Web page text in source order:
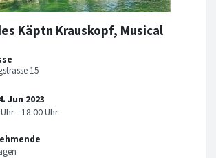
Käptn Krauskopf, Musical
15